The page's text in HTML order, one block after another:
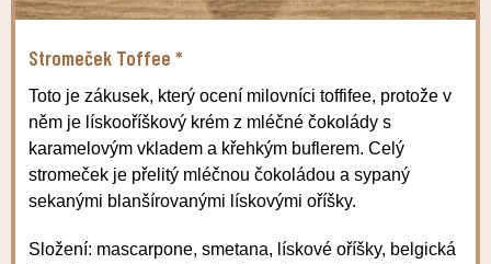
Stromeček Toffee *
Toto je zákusek, který ocení milovníci toffifee, protože v
něm je lískooříškový krém z mléčné čokolády s
karamelovým vkladem a křehkým buflerem. Celý
stromeček je přelitý mléčnou čokoládou a sypaný
sekanými blanšírovanými lískovými oříšky.
Složení: mascarpone, smetana, lískové oříšky, belgická